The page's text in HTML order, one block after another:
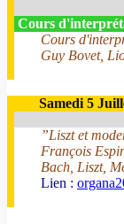
Cours
Cours
Guy Bovet,
Samedi 5
”Liszt et
François
Bach, Liszt,
Lien :